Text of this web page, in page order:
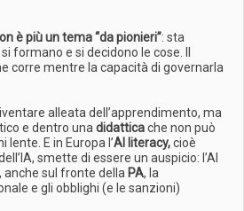
è più un tema “da pionieri”: sta
formano e si decidono le cose. Il
corre mentre la capacità di governarla
alleata dell’apprendimento, ma
e dentro una didatticache non può
E in Europa l’AI literacy,cioè
smette di essere un auspicio: l’AI
anche sul fronte della PA, la
e gli obblighi (e le sanzioni)